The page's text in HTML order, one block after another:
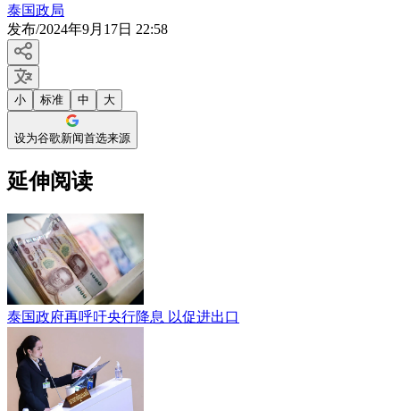
泰国政局
发布/2024年9月17日 22:58
小 标准 中 大
设为谷歌新闻首选来源
延伸阅读
泰国政府再呼吁央行降息 以促进出口